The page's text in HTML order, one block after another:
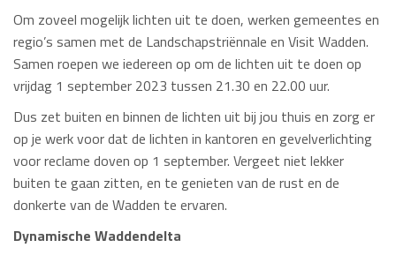
Om zoveel mogelijk lichten uit te doen, werken gemeentes en
regio’s samen met de Landschapstriënnale en Visit Wadden.
Samen roepen we iedereen op om de lichten uit te doen op
vrijdag 1 september 2023 tussen 21.30 en 22.00 uur.
Dus zet buiten en binnen de lichten uit bij jou thuis en zorg er
op je werk voor dat de lichten in kantoren en gevelverlichting
voor reclame doven op 1 september. Vergeet niet lekker
buiten te gaan zitten, en te genieten van de rust en de
donkerte van de Wadden te ervaren.
Dynamische Waddendelta